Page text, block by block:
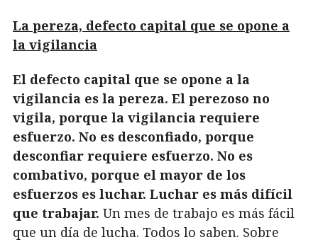
La pereza, defecto capital que se opone a
la vigilancia
El defecto capital que se opone a la
vigilancia es la pereza. El perezoso no
vigila, porque la vigilancia requiere
esfuerzo. No es desconfiado, porque
desconfiar requiere esfuerzo. No es
combativo, porque el mayor de los
esfuerzos es luchar. Luchar es más difícil
que trabajar. Un mes de trabajo es más fácil
que un día de lucha. Todos lo saben. Sobre